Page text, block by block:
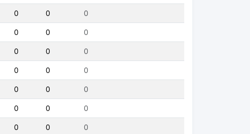
0 0 0
0 0 0
0 0 0
0 0 0
0 0 0
0 0 0
0 0 0